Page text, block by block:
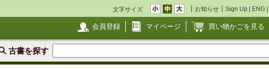
文字サイズ お知らせ Sign Up [ ENG |
会員登録 マイページ 買い物かごを見る
古書を探す